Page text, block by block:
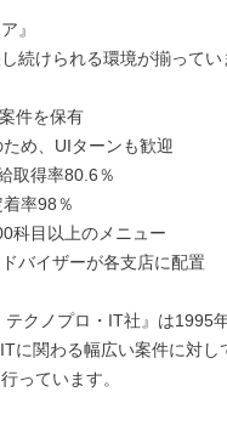
』
続けられる環境が揃ってい
件を保有
め、UIターンも歓迎
取得率80.6％
率98％
科目以上のメニュー
バイザーが各支店に配置
テクノプロ・IT社』は1995
に関わる幅広い案件に対し
っています。